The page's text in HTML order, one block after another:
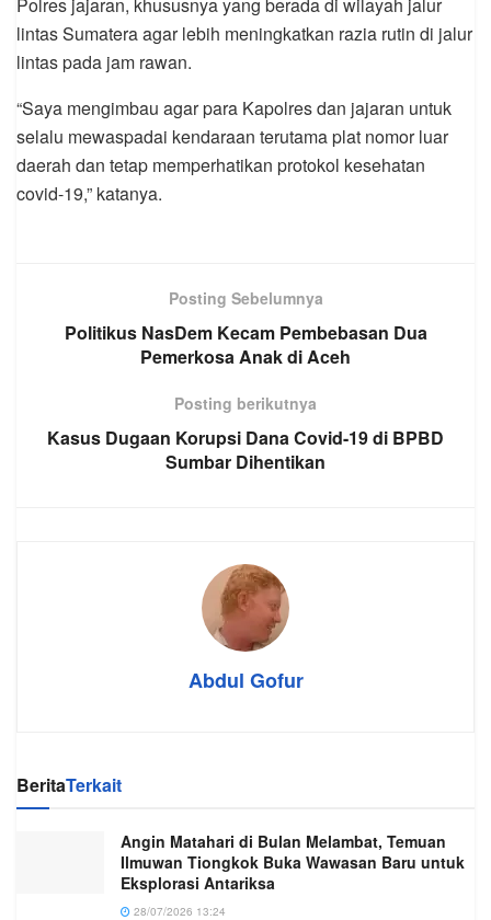
lintas Sumatera agar lebih meningkatkan razia rutin di jalur
lintas pada jam rawan.
“Saya mengimbau agar para Kapolres dan jajaran untuk
selalu mewaspadai kendaraan terutama plat nomor luar
daerah dan tetap memperhatikan protokol kesehatan
covid-19,” katanya.
Posting Sebelumnya
Politikus NasDem Kecam Pembebasan Dua
Pemerkosa Anak di Aceh
Posting berikutnya
Kasus Dugaan Korupsi Dana Covid-19 di BPBD
Sumbar Dihentikan
Abdul Gofur
BeritaTerkait
Angin Matahari di Bulan Melambat, Temuan
Ilmuwan Tiongkok Buka Wawasan Baru untuk
Eksplorasi Antariksa
28/07/2026 13:24